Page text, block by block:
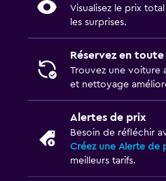
Visualisez le prix
les surprises.
Réservez en
Trouvez une voiture
et nettoyage
Alertes de prix
Besoin de réfléchir
Créez une Alerte de
meilleurs tarifs.